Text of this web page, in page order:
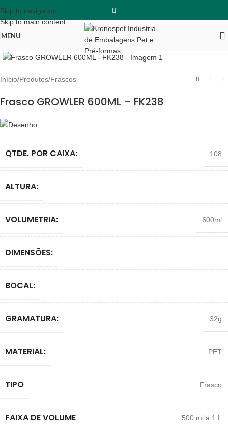
Skip to navigation
Skip to main content
MENU
Clique para ampliar
Início/Produtos/Frascos
Frasco GROWLER 600ML – FK238
QTDE. POR CAIXA: 108
ALTURA:
VOLUMETRIA: 600ml
DIMENSÕES:
BOCAL:
GRAMATURA: 32g
MATERIAL: PET
TIPO Frasco
FAIXA DE VOLUME 500 ml a 1 L